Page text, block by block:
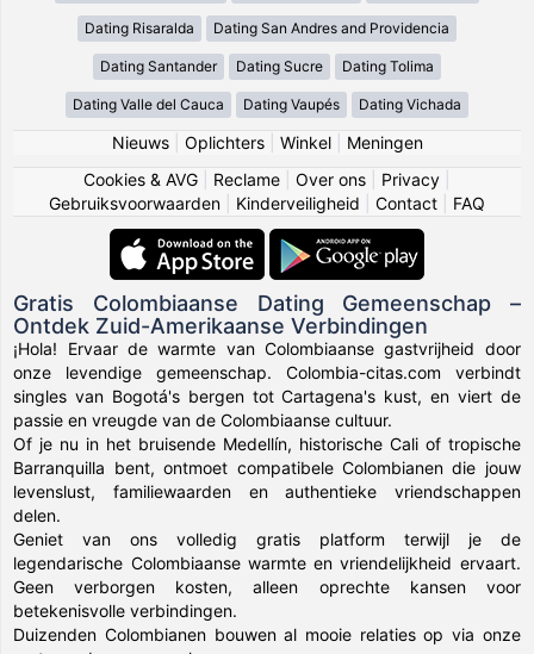
Dating Risaralda Dating San Andres and Providencia
Dating Santander Dating Sucre Dating Tolima
Dating Valle del Cauca Dating Vaupés Dating Vichada
Nieuws| Oplichters| Winkel| Meningen
Cookies & AVG
Reclame Over ons Privacy
Gebruiksvoorwaarden
Kinderveiligheid Contact FAQ
Gratis Colombiaanse Dating Gemeenschap –
Ontdek Zuid-Amerikaanse Verbindingen
¡Hola! Ervaar de warmte van Colombiaanse gastvrijheid door
onze levendige gemeenschap. Colombia-citas.com verbindt
singles van Bogotá's bergen tot Cartagena's kust, en viert de
passie en vreugde van de Colombiaanse cultuur.
Of je nu in het bruisende Medellín, historische Cali of tropische
Barranquilla bent, ontmoet compatibele Colombianen die jouw
levenslust, familiewaarden en authentieke vriendschappen
delen.
Geniet van ons volledig gratis platform terwijl je de
legendarische Colombiaanse warmte en vriendelijkheid ervaart.
Geen verborgen kosten, alleen oprechte kansen voor
betekenisvolle verbindingen.
Duizenden Colombianen bouwen al mooie relaties op via onze